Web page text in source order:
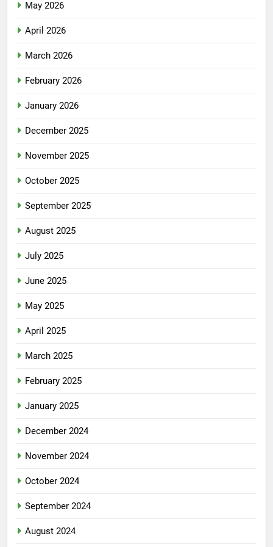
May 2026
April 2026
March 2026
February 2026
January 2026
December 2025
November 2025
October 2025
September 2025
August 2025
July 2025
June 2025
May 2025
April 2025
March 2025
February 2025
January 2025
December 2024
November 2024
October 2024
September 2024
August 2024